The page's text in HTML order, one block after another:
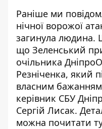
Раніше ми
нічної ворожої
загинула людина.
що Зеленський
очільника
Резніченка, який
власним бажанням
керівник СБУ
Сергій Лисак.
можна почитати